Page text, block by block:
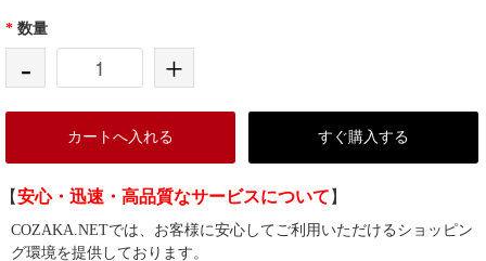
* 数量
- +
カートへ入れる すぐ購入する
【安心・迅速・高品質なサービスについて 】
COZAKA.NETでは、お客様に安心してご利用いただけるショッピン
グ環境を提供しております。